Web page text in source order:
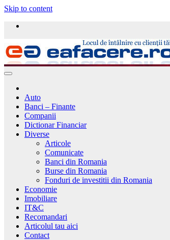
Skip to content
Auto
Banci – Finante
Companii
Dictionar Financiar
Diverse
Articole
Comunicate
Banci din Romania
Burse din Romania
Fonduri de investitii din Romania
Economie
Imobiliare
IT&C
Recomandari
Articolul tau aici
Contact